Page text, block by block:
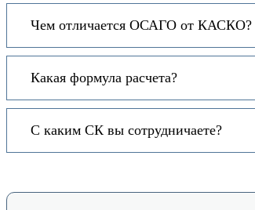
Чем отличается ОСАГО от КАСКО?
Какая формула расчета?
С каким СК вы сотрудничаете?